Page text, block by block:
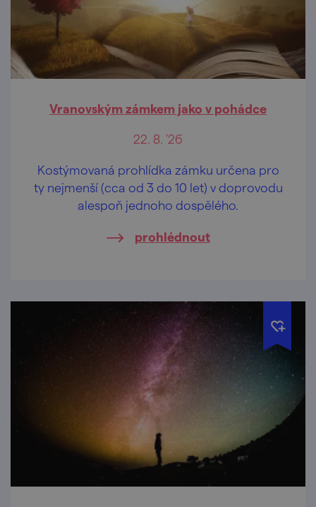
Vranovským zámkem jako v pohádce
22. 8. '26
Kostýmovaná prohlídka zámku určena pro
ty nejmenší (cca od 3 do 10 let) v doprovodu
alespoň jednoho dospělého.
prohlédnout